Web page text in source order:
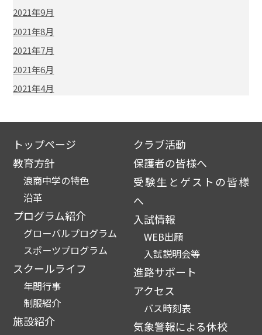
2021年9月
2021年8月
2021年7月
2021年6月
2021年4月
トップページ
教育方針
浪商中学の特色
沿革
プログラム紹介
グローバルプログラム
スポーツプログラム
スクールライフ
年間行事
制服紹介
施設紹介
クラブ活動
保護者の皆様へ
受験生とゲストの皆様
へ
入試情報
WEB出願
入試説明会等
進路サポート
アクセス
バス時刻表
気象警報による休校